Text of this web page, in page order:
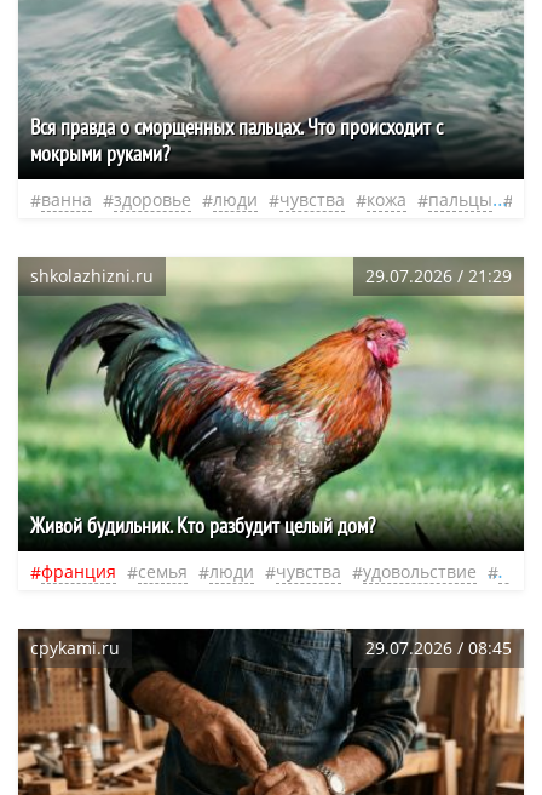
Вся правда о сморщенных пальцах. Что происходит с
мокрыми руками?
ванна здоровье люди чувства кожа пальцы
shkolazhizni.ru 29.07.2026 / 21:29
​Живой будильник. Кто разбудит целый дом?
франция семья люди чувства удовольствие нео
cpykami.ru 29.07.2026 / 08:45